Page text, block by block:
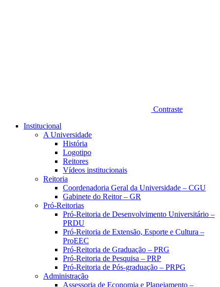
Contraste
Institucional
A Universidade
História
Logotipo
Reitores
Vídeos institucionais
Reitoria
Coordenadoria Geral da Universidade – CGU
Gabinete do Reitor – GR
Pró-Reitorias
Pró-Reitoria de Desenvolvimento Universitário –
PRDU
Pró-Reitoria de Extensão, Esporte e Cultura –
ProEEC
Pró-Reitoria de Graduação – PRG
Pró-Reitoria de Pesquisa – PRP
Pró-Reitoria de Pós-graduação – PRPG
Administração
Assessoria de Economia e Planejamento –